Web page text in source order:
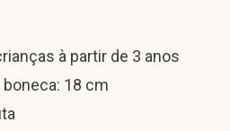
à partir de 3 anos
18 cm